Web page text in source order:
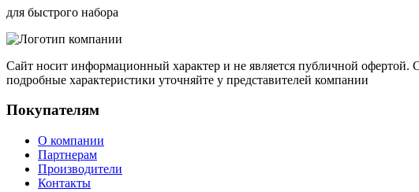
для быстрого набора
Сайт носит информационный характер и не является публичной офертой.
подробные характеристики уточняйте у представителей компании
Покупателям
О компании
Партнерам
Производители
Контакты